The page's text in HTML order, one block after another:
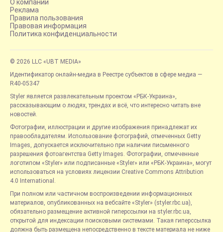
О компании
Реклама
Правила пользования
Правовая информация
Политика конфиденциальности
© 2026 LLC «UBT MEDIA»
Идентификатор онлайн-медиа в Реестре субъектов в сфере медиа —
R40-05347
Styler является развлекательным проектом «РБК-Украина»,
рассказывающим о людях, трендах и всё, что интересно читать вне
новостей.
Фотографии, иллюстрации и другие изображения принадлежат их
правообладателям. Использование фотографий, отмеченных Getty
Images, допускается исключительно при наличии письменного
разрешения фотоагентства Getty Images. Фотографии, отмеченные
логотипом «Styler» или подписанные «Styler» или «РБК-Украина», могут
использоваться на условиях лицензии Creative Commons Attribution
4.0 International.
При полном или частичном воспроизведении информационных
материалов, опубликованных на вебсайте «Styler» (styler.rbc.ua),
обязательно размещение активной гиперссылки на styler.rbc.ua,
открытой для индексации поисковыми системами. Такая гиперссылка
должна быть размещена непосредственно в тексте материала не ниже